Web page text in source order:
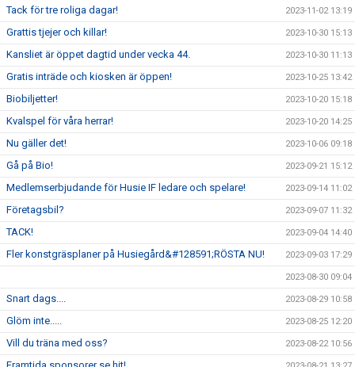
Tack för tre roliga dagar! 2023-11-02 13:19
Grattis tjejer och killar! 2023-10-30 15:13
Kansliet är öppet dagtid under vecka 44. 2023-10-30 11:13
Gratis inträde och kiosken är öppen! 2023-10-25 13:42
Biobiljetter! 2023-10-20 15:18
Kvalspel för våra herrar! 2023-10-20 14:25
Nu gäller det! 2023-10-06 09:18
Gå på Bio! 2023-09-21 15:12
Medlemserbjudande för Husie IF ledare och spelare! 2023-09-14 11:02
Företagsbil? 2023-09-07 11:32
TACK! 2023-09-04 14:40
Fler konstgräsplaner på Husiegård&#128591;RÖSTA NU! 2023-09-03 17:29
2023-08-30 09:04
Snart dags.... 2023-08-29 10:58
Glöm inte..... 2023-08-25 12:20
Vill du träna med oss? 2023-08-22 10:56